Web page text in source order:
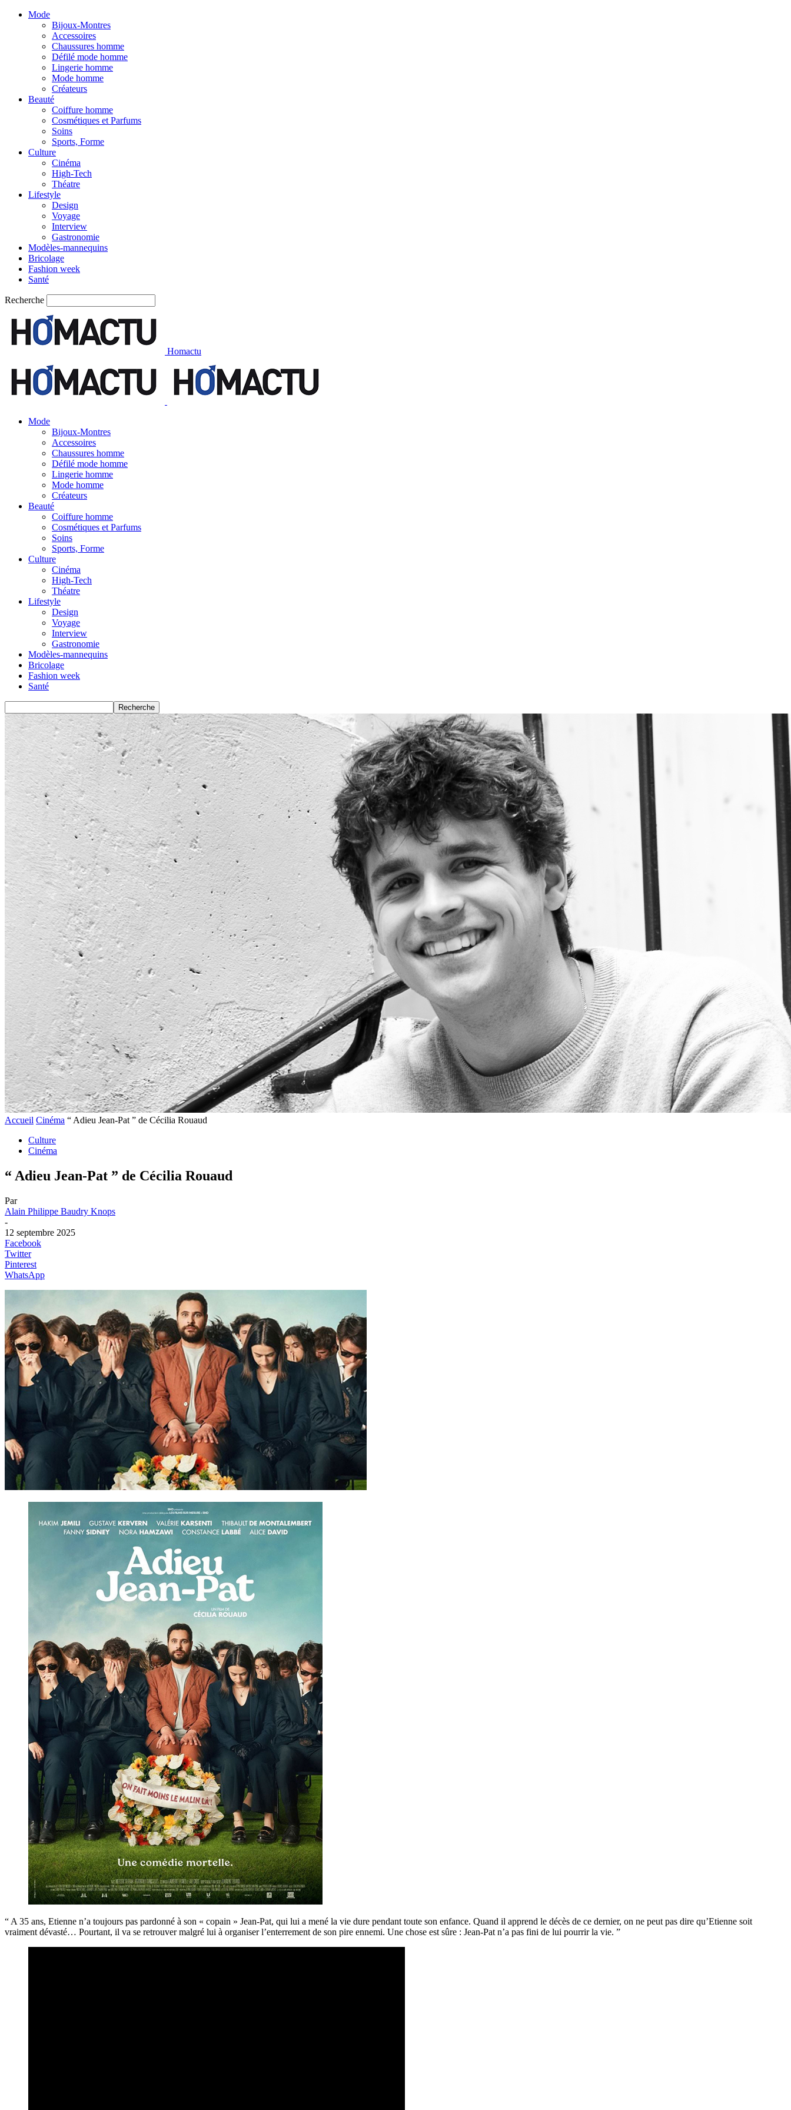
Mode
Bijoux-Montres
Accessoires
Chaussures homme
Défilé mode homme
Lingerie homme
Mode homme
Créateurs
Beauté
Coiffure homme
Cosmétiques et Parfums
Soins
Sports, Forme
Culture
Cinéma
High-Tech
Théatre
Lifestyle
Design
Voyage
Interview
Gastronomie
Modèles-mannequins
Bricolage
Fashion week
Santé
Recherche
Homactu
Mode
Bijoux-Montres
Accessoires
Chaussures homme
Défilé mode homme
Lingerie homme
Mode homme
Créateurs
Beauté
Coiffure homme
Cosmétiques et Parfums
Soins
Sports, Forme
Culture
Cinéma
High-Tech
Théatre
Lifestyle
Design
Voyage
Interview
Gastronomie
Modèles-mannequins
Bricolage
Fashion week
Santé
Accueil Cinéma “ Adieu Jean-Pat ” de Cécilia Rouaud
Culture
Cinéma
“ Adieu Jean-Pat ” de Cécilia Rouaud
Par
Alain Philippe Baudry Knops
-
12 septembre 2025
Facebook
Twitter
Pinterest
WhatsApp
“ A 35 ans, Etienne n’a toujours pas pardonné à son « copain » Jean-Pat, qui lui a mené la vie dure pendant toute son enfance. Quand il apprend le décès de ce dernier, on ne peut pas dire qu’Etienne soit
vraiment dévasté… Pourtant, il va se retrouver malgré lui à organiser l’enterrement de son pire ennemi. Une chose est sûre : Jean-Pat n’a pas fini de lui pourrir la vie. ”